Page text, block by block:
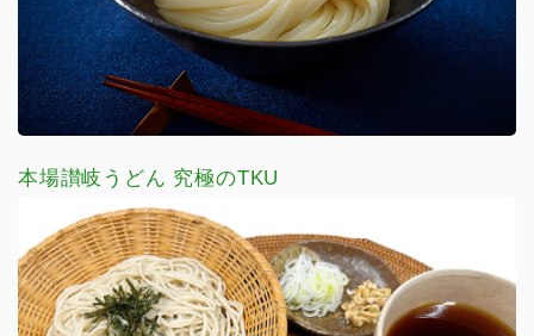
本場讃岐うどん 究極のTKU